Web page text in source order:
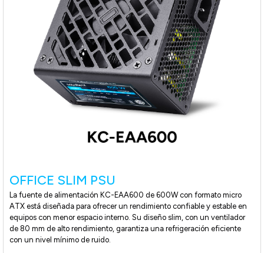
OFFICE SLIM PSU
La fuente de alimentación KC-EAA600 de 600W con formato micro
ATX está diseñada para ofrecer un rendimiento confiable y estable en
equipos con menor espacio interno. Su diseño slim, con un ventilador
de 80 mm de alto rendimiento, garantiza una refrigeración eficiente
con un nivel mínimo de ruido.